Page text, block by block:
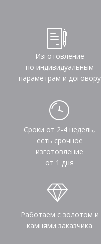
Изготовление
по индивидуальным
параметрам и договору
Сроки от 2-4 недель,
есть срочное
изготовление
от 1 дня
Работаем с золотом и
камнями заказчика